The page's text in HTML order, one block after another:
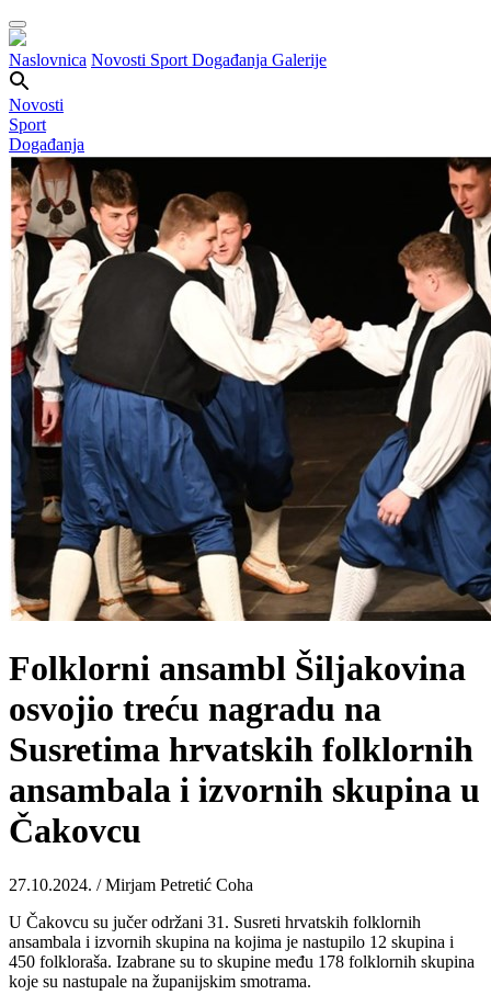
Naslovnica Novosti Sport Događanja Galerije
Novosti
Sport
Događanja
Folklorni ansambl Šiljakovina
osvojio treću nagradu na
Susretima hrvatskih folklornih
ansambala i izvornih skupina u
Čakovcu
27.10.2024. / Mirjam Petretić Coha
U Čakovcu su jučer održani 31. Susreti hrvatskih folklornih
ansambala i izvornih skupina na kojima je nastupilo 12 skupina i
450 folkloraša. Izabrane su to skupine među 178 folklornih skupina
koje su nastupale na županijskim smotrama.